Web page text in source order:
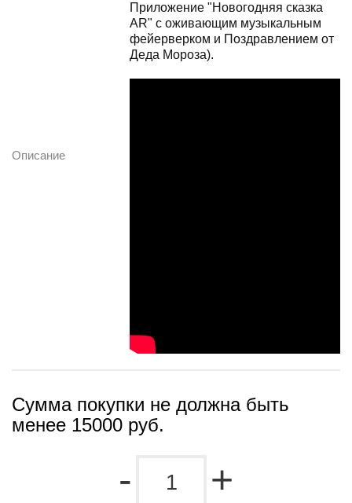
Описание
Приложение "Новогодняя сказка
АR" с оживающим музыкальным
фейерверком и Поздравлением от
Деда Мороза).
Сумма покупки не должна быть
менее 15000 руб.
- +